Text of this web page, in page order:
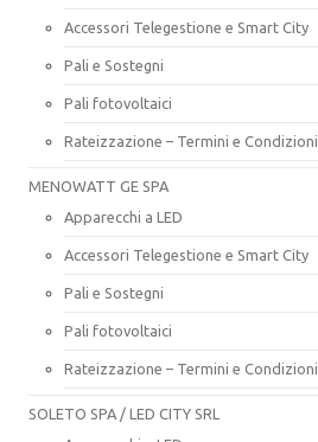
Accessori Telegestione e Smart City
Pali e Sostegni
Pali fotovoltaici
Rateizzazione – Termini e Condizioni
MENOWATT GE SPA
Apparecchi a LED
Accessori Telegestione e Smart City
Pali e Sostegni
Pali fotovoltaici
Rateizzazione – Termini e Condizioni
SOLETO SPA / LED CITY SRL